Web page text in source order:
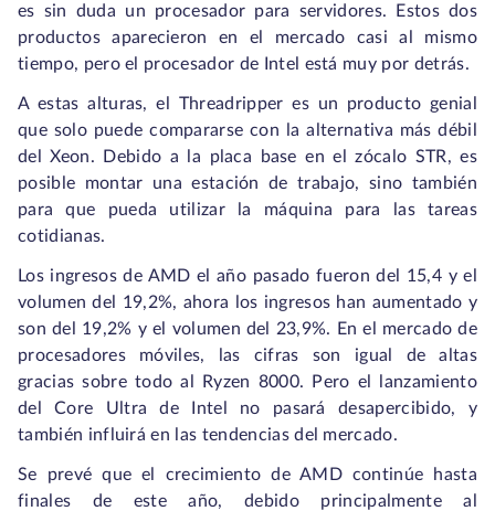
es sin duda un procesador para servidores. Estos dos
productos aparecieron en el mercado casi al mismo
tiempo, pero el procesador de Intel está muy por detrás.
A estas alturas, el Threadripper es un producto genial
que solo puede compararse con la alternativa más débil
del Xeon. Debido a la placa base en el zócalo STR, es
posible montar una estación de trabajo, sino también
para que pueda utilizar la máquina para las tareas
cotidianas.
Los ingresos de AMD el año pasado fueron del 15,4 y el
volumen del 19,2%, ahora los ingresos han aumentado y
son del 19,2% y el volumen del 23,9%. En el mercado de
procesadores móviles, las cifras son igual de altas
gracias sobre todo al Ryzen 8000. Pero el lanzamiento
del Core Ultra de Intel no pasará desapercibido, y
también influirá en las tendencias del mercado.
Se prevé que el crecimiento de AMD continúe hasta
finales de este año, debido principalmente al